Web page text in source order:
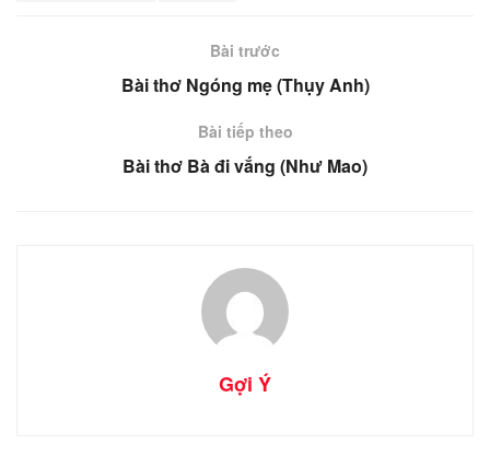
Bài trước
Bài thơ Ngóng mẹ (Thụy Anh)
Bài tiếp theo
Bài thơ Bà đi vắng (Như Mao)
Gợi Ý